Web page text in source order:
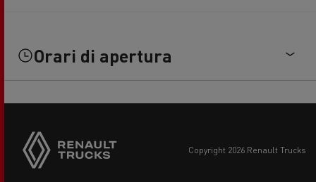
Orari di apertura
copyright 2026 Renault Trucks